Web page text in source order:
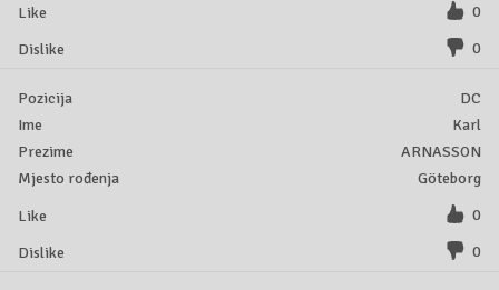
0
0
DC
Karl
ARNASSON
Göteborg
0
0